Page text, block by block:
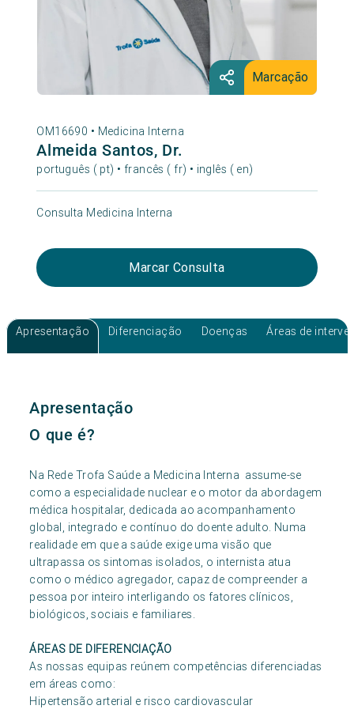
Marcação
OM16690 • Medicina Interna
Almeida Santos, Dr.
português ( pt) • francês ( fr) • inglês ( en)
Consulta Medicina Interna
Marcar Consulta
Apresentação Diferenciação Doenças Áreas de
Apresentação
O que é?
Na Rede Trofa Saúde a Medicina Interna assume-se
como a especialidade nuclear e o motor da abordagem
médica hospitalar, dedicada ao acompanhamento
global, integrado e contínuo do doente adulto. Numa
realidade em que a saúde exige uma visão que
ultrapassa os sintomas isolados, o internista atua
como o médico agregador, capaz de compreender a
pessoa por inteiro interligando os fatores clínicos,
biológicos, sociais e familiares.
ÁREAS DE DIFERENCIAÇÃO
As nossas equipas reúnem competências diferenciadas
em áreas como:
Hipertensão arterial e risco cardiovascular